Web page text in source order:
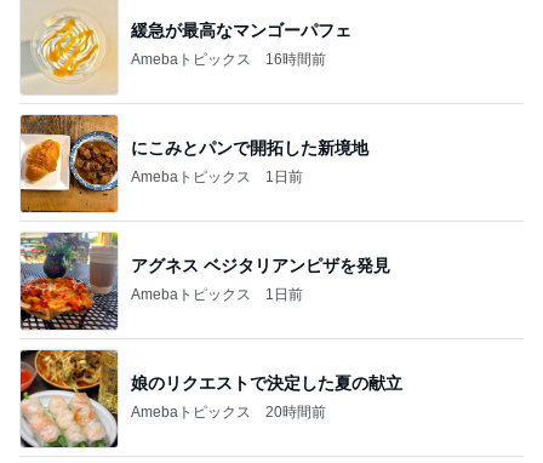
緩急が最高なマンゴーパフェ
Amebaトピックス 16時間前
にこみとパンで開拓した新境地
Amebaトピックス 1日前
アグネス ベジタリアンピザを発見
Amebaトピックス 1日前
娘のリクエストで決定した夏の献立
Amebaトピックス 20時間前